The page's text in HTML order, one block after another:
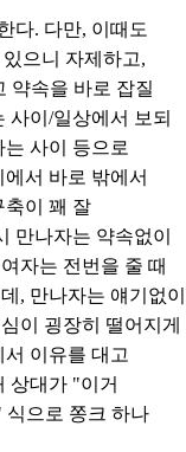
다. 다만, 이때도
으니 자제하고,
약속을 바로 잡질
사이/일상에서 보되
사이 등으로
서 바로 밖에서
축이 꽤 잘
만나자는 약속없이
자는 전번을 줄 때
, 만나자는 얘기없이
이 굉장히 떨어지게
이유를 대고
상대가 "이거
으로 쫑크 하나